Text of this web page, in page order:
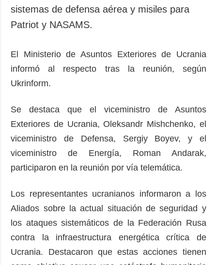
sistemas de defensa aérea y misiles para
Patriot y NASAMS.
El Ministerio de Asuntos Exteriores de Ucrania
informó al respecto tras la reunión, según
Ukrinform.
Se destaca que el viceministro de Asuntos
Exteriores de Ucrania, Oleksandr Mishchenko, el
viceministro de Defensa, Sergiy Boyev, y el
viceministro de Energía, Roman Andarak,
participaron en la reunión por vía telemática.
Los representantes ucranianos informaron a los
Aliados sobre la actual situación de seguridad y
los ataques sistemáticos de la Federación Rusa
contra la infraestructura energética crítica de
Ucrania. Destacaron que estas acciones tienen